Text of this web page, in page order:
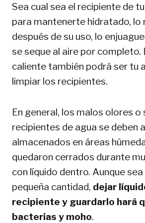
Sea cual sea el recipiente de
para mantenerte hidratado, lo
después de su uso, lo
se seque al aire por completo.
caliente también podrá ser tu
limpiar los recipientes.
En general, los malos olores o
recipientes de agua se deben
almacenados en áreas
quedaron cerrados durante
con líquido dentro. Aunque sea
pequeña cantidad, dejar
recipiente y guardarlo hará
bacterias y moho.